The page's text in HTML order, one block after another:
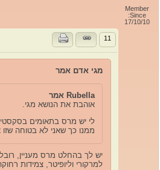
Member
Since:
17/10/10
11
מגי אדם אמר
Rubella אמר
אוהבת את הנושא מגי.
ממנו כך שאני לא בטוחה
יש לך בהחלט מרס מעניין,
למרקורי וליופיטר, צמידות